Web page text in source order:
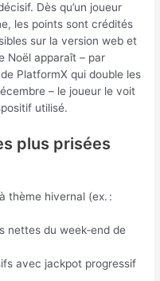
Dès qu’un joueur
les points sont crédités
sur la version web et
Noël apparaît – par
PlatformX qui double les
– le joueur le voit
utilisé.
plus prisées
thème hivernal (ex. :
nettes du week‑end de
avec jackpot progressif